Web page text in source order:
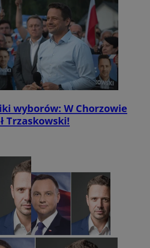
wyborów: W Chorzowie
Trzaskowski!